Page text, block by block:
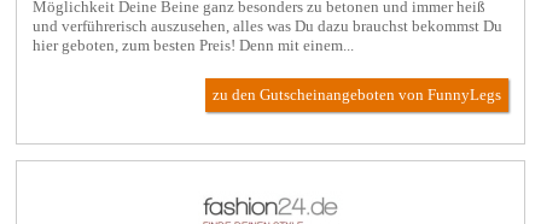
Möglichkeit Deine Beine ganz besonders zu betonen und immer heiß
und verführerisch auszusehen, alles was Du dazu brauchst bekommst Du
hier geboten, zum besten Preis! Denn mit einem...
zu den Gutscheinangeboten von FunnyLegs